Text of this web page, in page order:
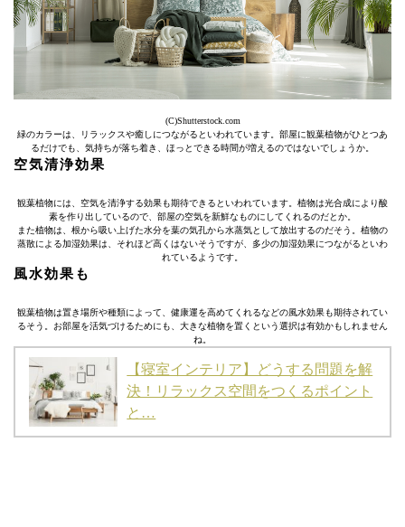
(C)Shutterstock.com
緑のカラーは、リラックスや癒しにつながるといわれています。部屋に観葉植物がひとつあ
るだけでも、気持ちが落ち着き、ほっとできる時間が増えるのではないでしょうか。
空気清浄効果
観葉植物には、空気を清浄する効果も期待できるといわれています。植物は光合成により酸
素を作り出しているので、部屋の空気を新鮮なものにしてくれるのだとか。
また植物は、根から吸い上げた水分を葉の気孔から水蒸気として放出するのだそう。植物の
蒸散による加湿効果は、それほど高くはないそうですが、多少の加湿効果につながるといわ
れているようです。
風水効果も
観葉植物は置き場所や種類によって、健康運を高めてくれるなどの風水効果も期待されてい
るそう。お部屋を活気づけるためにも、大きな植物を置くという選択は有効かもしれません
ね。
【寝室インテリア】どうする問題を解
決！リラックス空間をつくるポイント
と…